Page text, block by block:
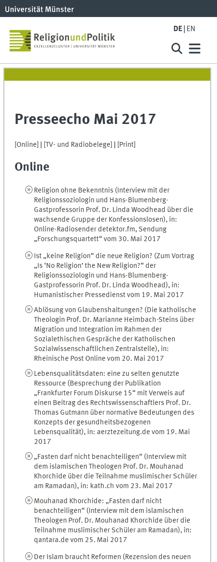
DE EN
Presseecho Mai 2017
[Online] [TV- und Radiobelege] [Print]
Online
Religion ohne Bekenntnis (Interview mit der
Religionssoziologin und Hans-Blumenberg-
Gastprofessorin Prof. Dr. Linda Woodhead über die
wachsende Gruppe der Konfessionslosen), in:
Online-Radiosender detektor.fm, Sendung
„Forschungsquartett“ vom 30. Mai 2017
Ist „keine Religion“ die neue Religion? (Zum Vortrag
„Is ‘No Religion’ the New Religion?“ der
Religionssoziologin und Hans-Blumenberg-
Gastprofessorin Prof. Dr. Linda Woodhead), in:
Humanistischer Pressedienst vom 19. Mai 2017
Ablösung von Glaubenshaltungen? (Die katholische
Theologin Prof. Dr. Marianne Heimbach-Steins über
Migration und Integration im Rahmen der
Sozialethischen Gespräche der Katholischen
Sozialwissenschaftlichen Zentralstelle), in:
Rheinische Post Online vom 20. Mai 2017
Lebensqualitätsdaten: eine zu selten genutzte
Ressource (Besprechung der Publikation
„Frankfurter Forum Diskurse 15“ mit Verweis auf
einen Beitrag des Rechtswissenschaftlers Prof. Dr.
Thomas Gutmann über normative Bedeutungen des
Konzepts der gesundheitsbezogenen
Lebensqualität), in: aerztezeitung.de vom 19. Mai
2017
„Fasten darf nicht benachteiligen“ (Interview mit
dem islamischen Theologen Prof. Dr. Mouhanad
Khorchide über die Teilnahme muslimischer Schüler
am Ramadan), in: kath.ch vom 23. Mai 2017
Mouhanad Khorchide: „Fasten darf nicht
benachteiligen“ (Interview mit dem islamischen
Theologen Prof. Dr. Mouhanad Khorchide über die
Teilnahme muslimischer Schüler am Ramadan), in:
qantara.de vom 25. Mai 2017
Der Islam braucht Reformen (Rezension des neuen